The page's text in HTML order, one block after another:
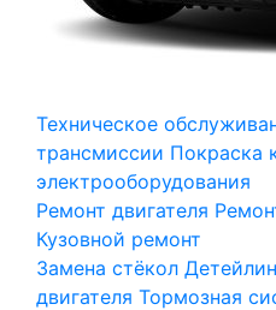
Техническое
трансмиссии Покраска
электрооборудования
Ремонт двигателя
Кузовной ремонт
Замена стёкол
двигателя Тормозная